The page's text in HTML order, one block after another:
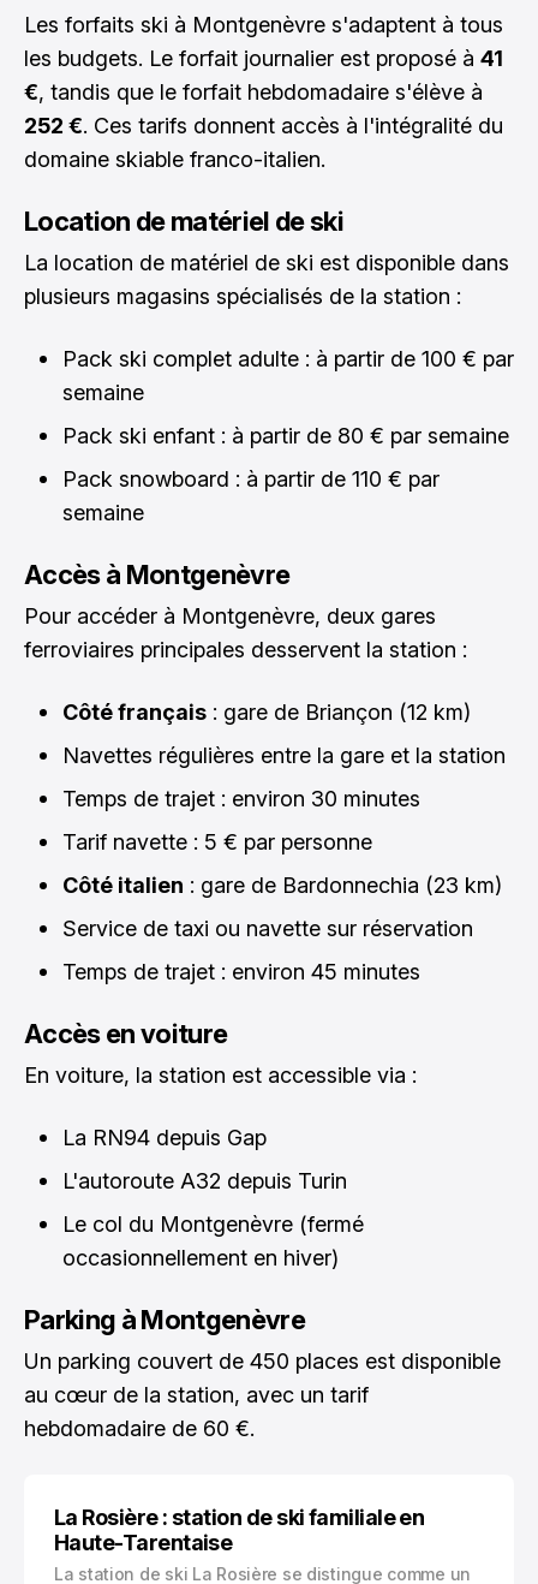
Les forfaits ski à Montgenèvre s'adaptent à tous
les budgets. Le forfait journalier est proposé à 41
€, tandis que le forfait hebdomadaire s'élève à
252 €. Ces tarifs donnent accès à l'intégralité du
domaine skiable franco-italien.
Location de matériel de ski
La location de matériel de ski est disponible dans
plusieurs magasins spécialisés de la station :
Pack ski complet adulte : à partir de 100 € par
semaine
Pack ski enfant : à partir de 80 € par semaine
Pack snowboard : à partir de 110 € par
semaine
Accès à Montgenèvre
Pour accéder à Montgenèvre, deux gares
ferroviaires principales desservent la station :
Côté français : gare de Briançon (12 km)
Navettes régulières entre la gare et la station
Temps de trajet : environ 30 minutes
Tarif navette : 5 € par personne
Côté italien : gare de Bardonnechia (23 km)
Service de taxi ou navette sur réservation
Temps de trajet : environ 45 minutes
Accès en voiture
En voiture, la station est accessible via :
La RN94 depuis Gap
L'autoroute A32 depuis Turin
Le col du Montgenèvre (fermé
occasionnellement en hiver)
Parking à Montgenèvre
Un parking couvert de 450 places est disponible
au cœur de la station, avec un tarif
hebdomadaire de 60 €.
La Rosière : station de ski familiale en
Haute-Tarentaise
La station de ski La Rosière se distingue comme un